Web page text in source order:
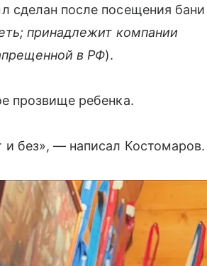
сделан после посещения бани
принадлежит компании
в РФ).
прозвище ребенка.
без», — написал Костомаров.